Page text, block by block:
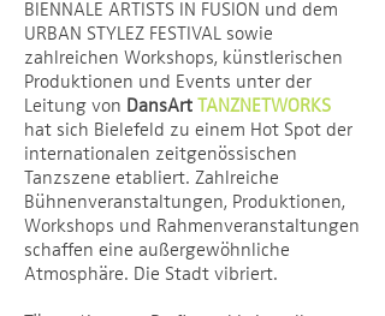
BIENNALE ARTISTS IN FUSION und dem
URBAN STYLEZ FESTIVAL sowie
zahlreichen Workshops, künstlerischen
Produktionen und Events unter der
Leitung von DansArt
TANZNETWORKS
hat sich Bielefeld zu einem Hot Spot der
internationalen zeitgenössischen
Tanzszene etabliert. Zahlreiche
Bühnenveranstaltungen, Produktionen,
Workshops und Rahmenveranstaltungen
schaffen eine außergewöhnliche
Atmosphäre. Die Stadt vibriert.